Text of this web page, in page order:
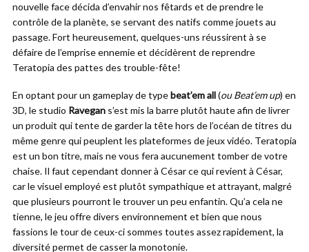
nouvelle face décida d’envahir nos fêtards et de prendre le
contrôle de la planète, se servant des natifs comme jouets au
passage. Fort heureusement, quelques-uns réussirent à se
défaire de l’emprise ennemie et décidèrent de reprendre
Teratopia des pattes des trouble-fête!
En optant pour un gameplay de typebeat’em all(ou Beat’em up) en
3D, le studio Ravegan s’est mis la barre plutôt haute afin de livrer
un produit qui tente de garder la tête hors de l’océan de titres du
même genre qui peuplent les plateformes de jeux vidéo. Teratopia
est un bon titre, mais ne vous fera aucunement tomber de votre
chaise. Il faut cependant donner à César ce qui revient à César,
car le visuel employé est plutôt sympathique et attrayant, malgré
que plusieurs pourront le trouver un peu enfantin. Qu’a cela ne
tienne, le jeu offre divers environnement et bien que nous
fassions le tour de ceux-ci sommes toutes assez rapidement, la
diversité permet de casser la monotonie.